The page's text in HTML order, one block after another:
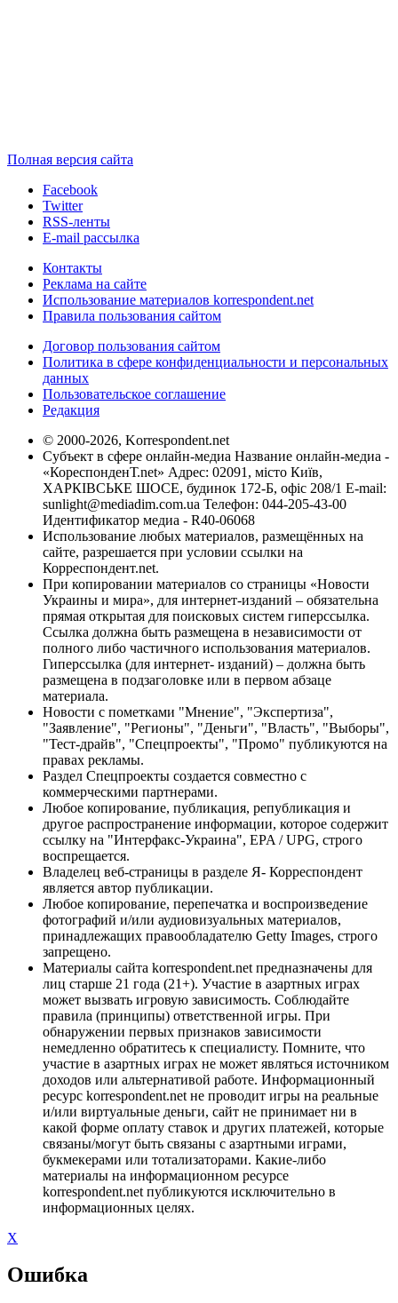
Полная версия сайта
Facebook
Twitter
RSS-ленты
E-mail рассылка
Контакты
Реклама на сайте
Использование материалов korrespondent.net
Правила пользования сайтом
Договор пользования сайтом
Политика в сфере конфиденциальности и персональных
данных
Пользовательское соглашение
Редакция
© 2000-2026, Korrespondent.net
Субъект в сфере онлайн-медиа Название онлайн-медиа -
«КореспонденТ.net» Адрес: 02091, місто Київ,
ХАРКІВСЬКЕ ШОСЕ, будинок 172-Б, офіс 208/1 E-mail:
sunlight@mediadim.com.ua Телефон: 044-205-43-00
Идентификатор медиа - R40-06068
Использование любых материалов, размещённых на
сайте, разрешается при условии ссылки на
Корреспондент.net.
При копировании материалов со страницы «Новости
Украины и мира», для интернет-изданий – обязательна
прямая открытая для поисковых систем гиперссылка.
Ссылка должна быть размещена в независимости от
полного либо частичного использования материалов.
Гиперссылка (для интернет- изданий) – должна быть
размещена в подзаголовке или в первом абзаце
материала.
Новости с пометками "Мнение", "Экспертиза",
"Заявление", "Регионы", "Деньги", "Власть", "Выборы",
"Тест-драйв", "Спецпроекты", "Промо" публикуются на
правах рекламы.
Раздел Спецпроекты создается совместно с
коммерческими партнерами.
Любое копирование, публикация, републикация и
другое распространение информации, которое содержит
ссылку на "Интерфакс-Украина", EPA / UPG, строго
воспрещается.
Владелец веб-страницы в разделе Я- Корреспондент
является автор публикации.
Любое копирование, перепечатка и воспроизведение
фотографий и/или аудиовизуальных материалов,
принадлежащих правообладателю Getty Images, строго
запрещено.
Материалы сайта korrespondent.net предназначены для
лиц старше 21 года (21+). Участие в азартных играх
может вызвать игровую зависимость. Соблюдайте
правила (принципы) ответственной игры. При
обнаружении первых признаков зависимости
немедленно обратитесь к специалисту. Помните, что
участие в азартных играх не может являться источником
доходов или альтернативой работе. Информационный
ресурс korrespondent.net не проводит игры на реальные
и/или виртуальные деньги, сайт не принимает ни в
какой форме оплату ставок и других платежей, которые
связаны/могут быть связаны с азартными играми,
букмекерами или тотализаторами. Какие-либо
материалы на информационном ресурсе
korrespondent.net публикуются исключительно в
информационных целях.
X
Ошибка